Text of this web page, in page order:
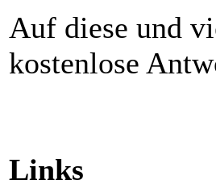
Auf diese und
kostenlose
Links